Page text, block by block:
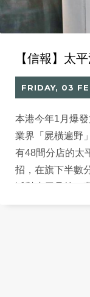
【信報】太
FRIDAY, 03
本港今年1月爆
業界「屍橫遍野
有48間分店的太
招，在旗下半數
訪問時透露，目